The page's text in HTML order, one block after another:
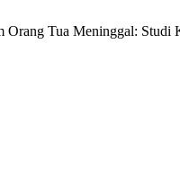
Orang Tua Meninggal: